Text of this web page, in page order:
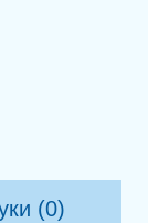
(0)